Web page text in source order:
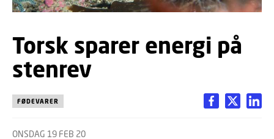
Torsk sparer energi på
stenrev
FØDEVARER
ONSDAG 19 FEB 20